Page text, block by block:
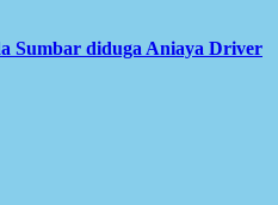
Sumbar diduga Aniaya Driver